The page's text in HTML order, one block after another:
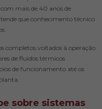
mais de 40 anos de
que conhecimento técnico
completos voltados à operação
de fluidos térmicos
de funcionamento até os
sobre sistemas